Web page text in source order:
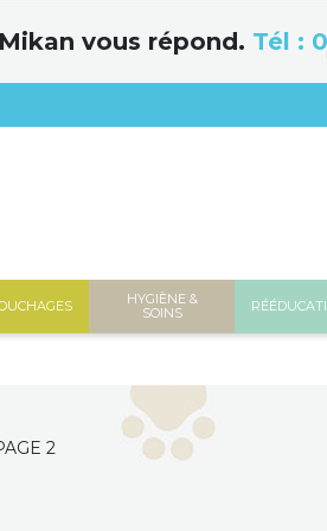
vous répond. Tél :
HYGIÈNE &
SOINS
2